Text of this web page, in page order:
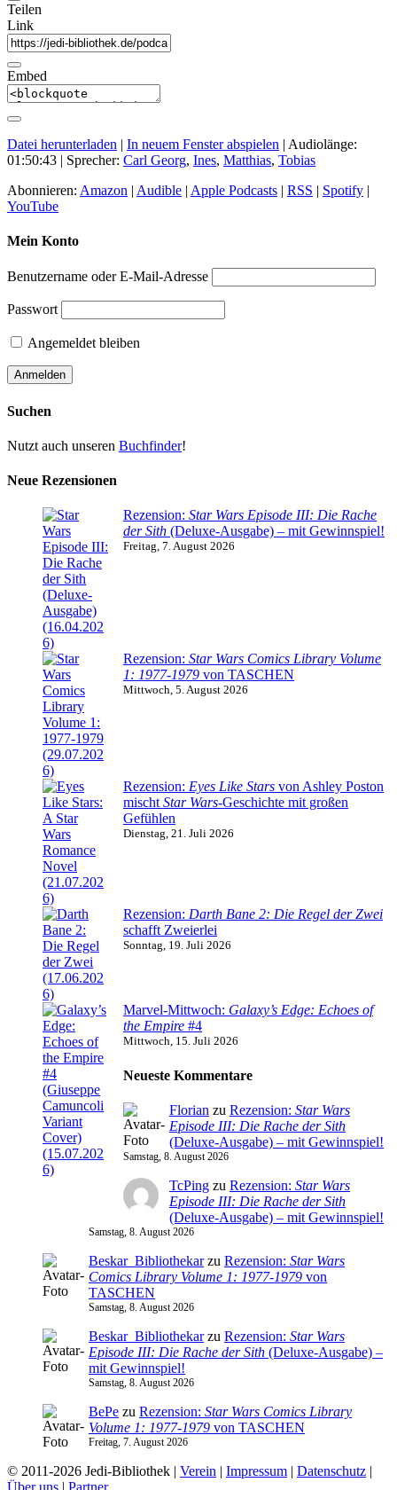
Teilen
Link
Embed
Datei herunterladen | In neuem Fenster abspielen | Audiolänge:
01:50:43 | Sprecher: Carl Georg, Ines, Matthias, Tobias
Abonnieren: Amazon | Audible | Apple Podcasts | RSS | Spotify |
YouTube
Mein Konto
Benutzername oder E-Mail-Adresse
Passwort
Angemeldet bleiben
Suchen
Nutzt auch unseren Buchfinder!
Neue Rezensionen
Rezension: Star Wars Episode III: Die Rache
der Sith (Deluxe-Ausgabe) – mit Gewinnspiel!
Freitag, 7. August 2026
Rezension: Star Wars Comics Library Volume
1: 1977-1979 von TASCHEN
Mittwoch, 5. August 2026
Rezension: Eyes Like Stars von Ashley Poston
mischt Star Wars-Geschichte mit großen
Gefühlen
Dienstag, 21. Juli 2026
Rezension: Darth Bane 2: Die Regel der Zwei
schafft Zweierlei
Sonntag, 19. Juli 2026
Marvel-Mittwoch: Galaxy’s Edge: Echoes of
the Empire #4
Mittwoch, 15. Juli 2026
Neueste Kommentare
Florian zu Rezension: Star Wars
Episode III: Die Rache der Sith
(Deluxe-Ausgabe) – mit Gewinnspiel!
Samstag, 8. August 2026
TcPing zu Rezension: Star Wars
Episode III: Die Rache der Sith
(Deluxe-Ausgabe) – mit Gewinnspiel!
Samstag, 8. August 2026
Beskar_Bibliothekarzu Rezension: Star Wars
Comics Library Volume 1: 1977-1979 von
TASCHEN
Samstag, 8. August 2026
Beskar_Bibliothekarzu Rezension: Star Wars
Episode III: Die Rache der Sith (Deluxe-Ausgabe) –
mit Gewinnspiel!
Samstag, 8. August 2026
BePe zu Rezension: Star Wars Comics Library
Volume 1: 1977-1979 von TASCHEN
Freitag, 7. August 2026
© 2011-2026 Jedi-Bibliothek | Verein | Impressum | Datenschutz |
Über uns | Partner